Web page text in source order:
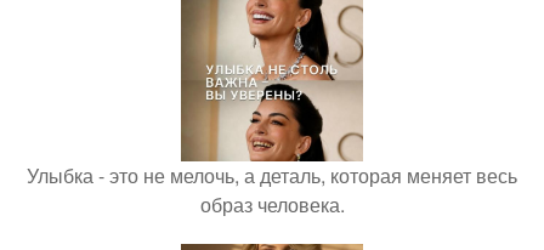
Улыбка - это не мелочь, а деталь, которая меняет весь
образ человека.